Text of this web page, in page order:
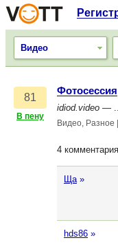
Видео
81
В пену
Фотосессия
idiod.video —
Видео, Разное
4
Ща »
hds86 »